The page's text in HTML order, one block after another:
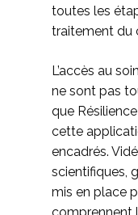
toutes les
traitement du
L’accès au
ne sont pas
que
cette
encadrés.
scientifiques,
mis en place